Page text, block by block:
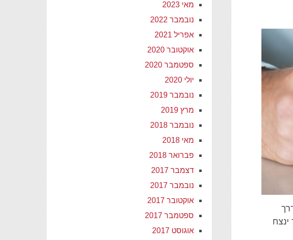
הדרך
ינצח
מאי 2023
נובמבר 2022
אפריל 2021
אוקטובר 2020
ספטמבר 2020
יולי 2020
נובמבר 2019
מרץ 2019
נובמבר 2018
מאי 2018
פברואר 2018
דצמבר 2017
נובמבר 2017
אוקטובר 2017
ספטמבר 2017
אוגוסט 2017